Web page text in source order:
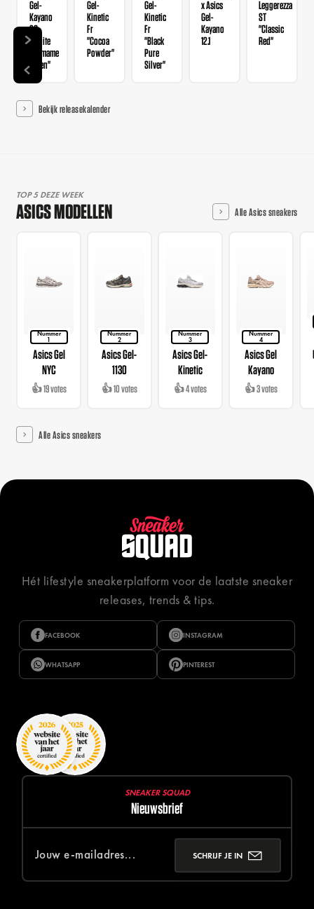
Gel-
Kayano
20
"White
Edamame
Green"
Gel-
Kinetic
Fr
"Cocoa
Powder"
Gel-
Kinetic
Fr
"Black
Pure
Silver"
x Asics
Gel-
Kayano
12.1
Leggerezza
ST
"Classic
Red"
Bekijk releasekalender
TOP 5 DEZE WEEK
ASICS MODELLEN Alle Asics sneakers
Nummer
1
Asics Gel
NYC
👍 19 votes
Nummer
2
Asics Gel-
1130
👍 10 votes
Nummer
3
Asics Gel-
Kinetic
👍 4 votes
Nummer
4
Asics Gel
Kayano
👍 3 votes
Alle Asics sneakers
Hét lifestyle sneakerplatform voor de laatste sneaker
releases, trends & tips.
FACEBOOK INSTAGRAM
WHATSAPP PINTEREST
SNEAKER SQUAD
Nieuwsbrief
SCHRIJF JE IN